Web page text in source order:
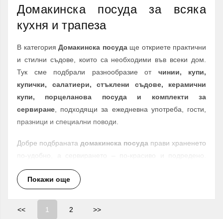
Домакинска посуда за всяка
кухня и трапеза
В категория Домакинска посудаще откриете практични
и стилни съдове, които са необходими във всеки дом.
Тук сме подбрали разнообразие от чинии, купи,
купички, салатиери, стъклени съдове, керамични
купи, порцеланова посуда и комплекти за
сервиране , подходящи за ежедневна употреба, гости,
празници и специални поводи.
Добре подбраната домакинска посуда прави храненето
по-удобно, а сервирането – по-красиво и подредено.
Независимо дали търсите основни чинии за хранене,
дълбоки чинии за супа, купи за салата, купички за
Покажи още
<< 1 2 >>